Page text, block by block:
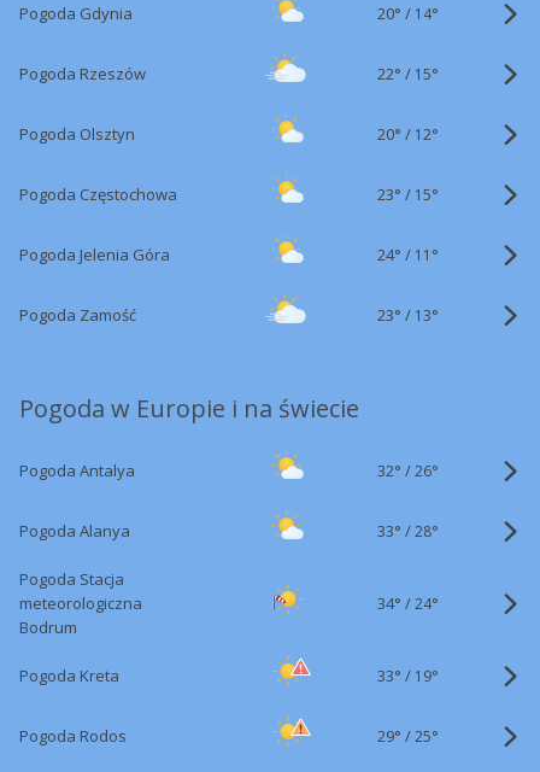
Pogoda Gdynia 20° / 14°
Pogoda Rzeszów 22° / 15°
Pogoda Olsztyn 20° / 12°
Pogoda Częstochowa 23° / 15°
Pogoda Jelenia Góra 24° / 11°
Pogoda Zamość 23° / 13°
Pogoda w Europie i na świecie
Pogoda Antalya 32° /26°
Pogoda Alanya 33° /28°
Pogoda Stacja
meteorologiczna
Bodrum
34° /24°
Pogoda Kreta 33° / 19°
Pogoda Rodos 29° /25°